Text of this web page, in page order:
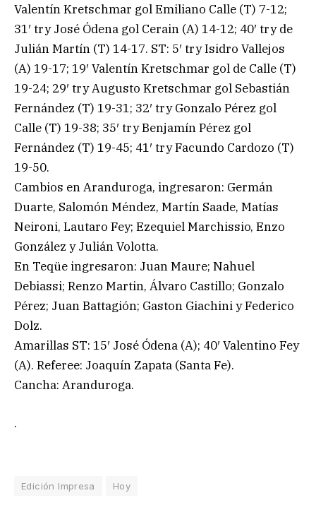
Valentín Kretschmar gol Emiliano Calle (T) 7-12;
31′ try José Ódena gol Cerain (A) 14-12; 40′ try de
Julián Martín (T) 14-17. ST: 5′ try Isidro Vallejos
(A) 19-17; 19′ Valentín Kretschmar gol de Calle (T)
19-24; 29′ try Augusto Kretschmar gol Sebastián
Fernández (T) 19-31; 32′ try Gonzalo Pérez gol
Calle (T) 19-38; 35′ try Benjamín Pérez gol
Fernández (T) 19-45; 41′ try Facundo Cardozo (T)
19-50.
Cambios en Aranduroga, ingresaron: Germán
Duarte, Salomón Méndez, Martín Saade, Matías
Neironi, Lautaro Fey; Ezequiel Marchissio, Enzo
González y Julián Volotta.
En Teqüe ingresaron: Juan Maure; Nahuel
Debiassi; Renzo Martin, Álvaro Castillo; Gonzalo
Pérez; Juan Battagión; Gaston Giachini y Federico
Dolz.
Amarillas ST: 15′ José Ódena (A); 40′ Valentino Fey
(A). Referee: Joaquín Zapata (Santa Fe).
Cancha: Aranduroga.
.
Edición Impresa Hoy